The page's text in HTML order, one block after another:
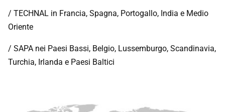
/ TECHNAL in Francia, Spagna, Portogallo, India e Medio
Oriente
/ SAPA nei Paesi Bassi, Belgio, Lussemburgo, Scandinavia,
Turchia, Irlanda e Paesi Baltici